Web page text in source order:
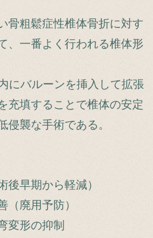
骨粗鬆症性椎体骨折に対す
、一番よく行われる椎体形
にバルーンを挿入して拡張
充填することで椎体の安定
侵襲な手術である。
後早期から軽減）
（廃用予防）
変形の抑制